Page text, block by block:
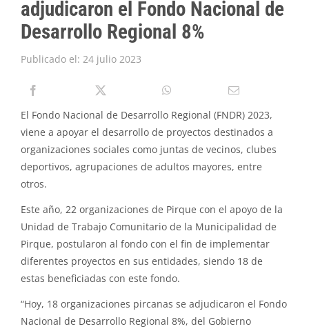
PIRQUE TRANSPARENTE
SOLICITAR INFORMACIÓN TRANSPARENCIA
adjudicaron el Fondo Nacional de
Desarrollo Regional 8%
Publicado el: 24 julio 2023
El Fondo Nacional de Desarrollo Regional (FNDR) 2023,
viene a apoyar el desarrollo de proyectos destinados a
organizaciones sociales como juntas de vecinos, clubes
deportivos, agrupaciones de adultos mayores, entre
otros.
Este año, 22 organizaciones de Pirque con el apoyo de la
Unidad de Trabajo Comunitario de la Municipalidad de
Pirque, postularon al fondo con el fin de implementar
diferentes proyectos en sus entidades, siendo 18 de
estas beneficiadas con este fondo.
“Hoy, 18 organizaciones pircanas se adjudicaron el Fondo
Nacional de Desarrollo Regional 8%, del Gobierno